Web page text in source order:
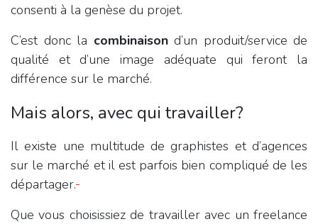
consenti à la genèse du projet.
C’est donc la combinaisond’un produit/service de
qualité et d’une image adéquate qui feront la
différence sur le marché.
Mais alors, avec qui travailler?
Il existe une multitude de graphistes et d’agences
sur le marché et il est parfois bien compliqué de les
départager.
Que vous choisissiez de travailler avec un freelance